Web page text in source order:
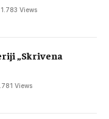
1.783 Views
„Skrivena
Views